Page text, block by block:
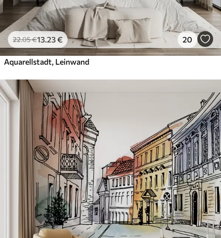
22.05€13 .23€ 20
Aquarellstadt, Leinwand